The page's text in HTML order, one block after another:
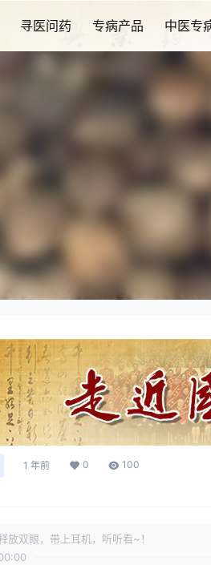
寻医问药 专病产品 中医专
1 年前 0 100
放双眼，带上耳机，听听看~！